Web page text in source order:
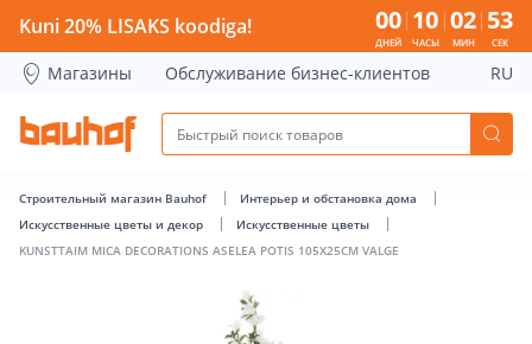
KUNSTTAIM MICA DECORATIONS ASELEA POTIS
Kuni 20% LISAKS koodiga! 00
ДНЕЙ
10
ЧАСЫ
02
МИН
52
СЕК
Магазины Обслуживание бизнес-клиентов RU
Строительный магазин Bauhof
Интерьер и обстановка дома
Искусственные цветы и декор
Искусственные цветы
KUNSTTAIM MICA DECORATIONS ASELEA POTIS 105X25CM VALGE